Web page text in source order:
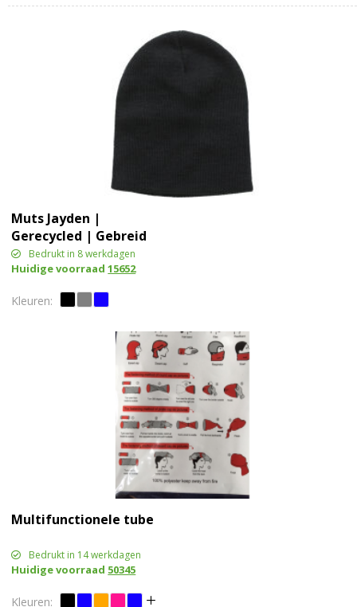
Muts Jayden |
Gerecycled | Gebreid
Bedrukt in 8 werkdagen
Huidige voorraad15652
Multifunctionele tube
Bedrukt in 14 werkdagen
Huidige voorraad 50345